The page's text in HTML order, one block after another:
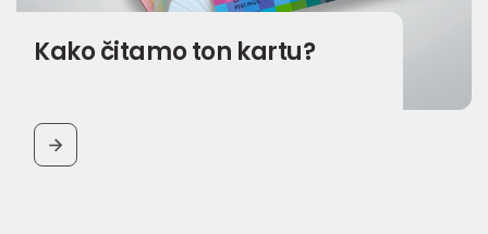
Kako čitamo ton kartu?
BUTTON